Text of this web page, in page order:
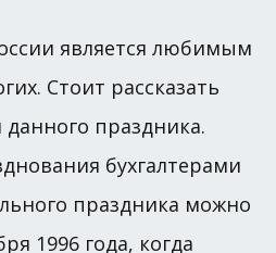
является любимым
Стоит рассказать
праздника.
бухгалтерами
праздника можно
1996 года, когда